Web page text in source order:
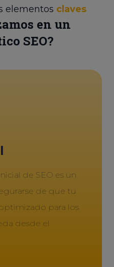
elementos claves
en un
SEO?
de SEO es un
de que tu
para los
desde el